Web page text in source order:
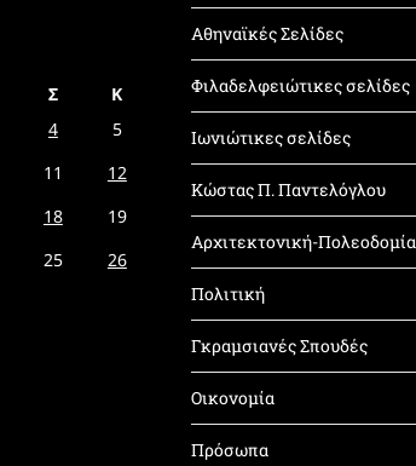
Σ
Κ
4
5
11
12
18
19
25
26
Αθηναϊκές Σελίδες
Φιλαδελφειώτικες σελίδες
Ιωνιώτικες σελίδες
Κώστας Π. Παντελόγλου
Αρχιτεκτονική-Πολεοδομία
Πολιτική
Γκραμσιανές Σπουδές
Οικονομία
Πρόσωπα